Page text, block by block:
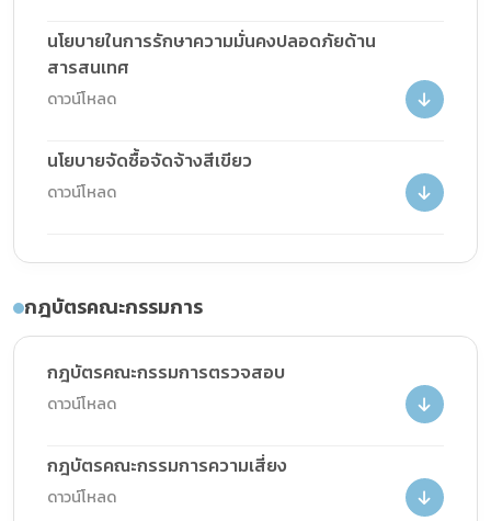
นโยบายในการรักษาความมั่นคงปลอดภัยด้าน
สารสนเทศ
ดาวน์โหลด
นโยบายจัดซื้อจัดจ้างสีเขียว
ดาวน์โหลด
กฎบัตรคณะกรรมการ
กฎบัตรคณะกรรมการตรวจสอบ
ดาวน์โหลด
กฎบัตรคณะกรรมการความเสี่ยง
ดาวน์โหลด